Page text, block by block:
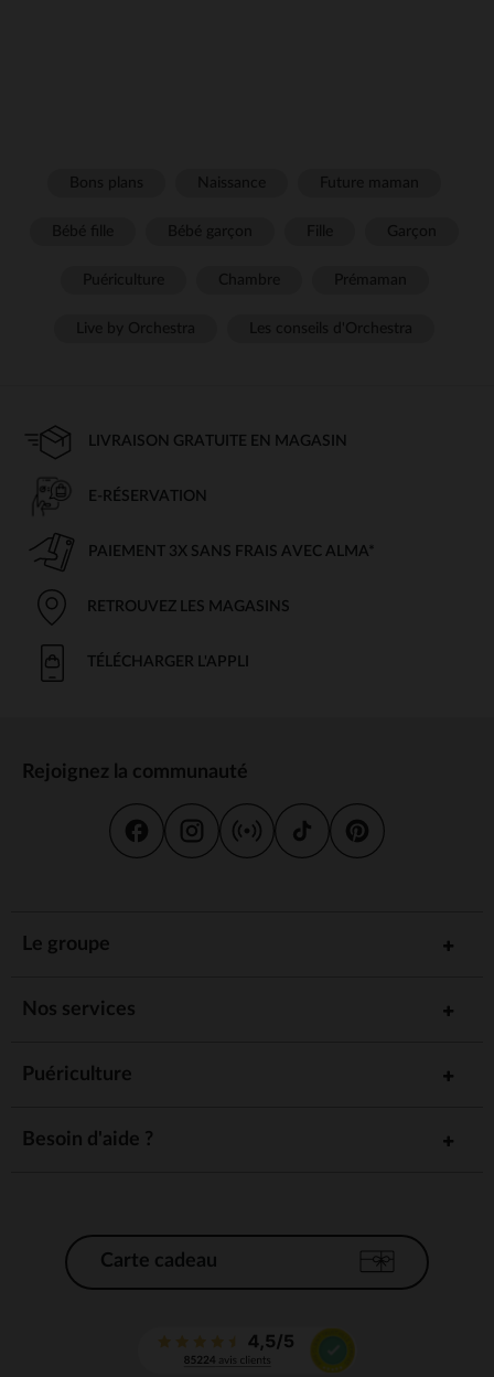
LIVRAISON GRATUITE EN MAGASIN
E-RÉSERVATION
PAIEMENT 3X SANS FRAIS AVEC ALMA*
RETROUVEZ LES MAGASINS
TÉLÉCHARGER L'APPLI
Rejoignez la communauté
Le groupe
Nos services
Puériculture
Besoin d'aide ?
Carte cadeau